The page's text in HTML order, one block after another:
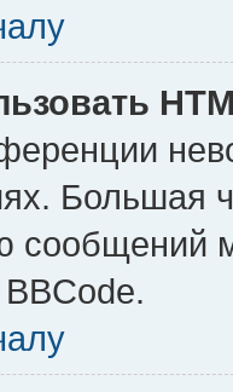
Большая
сообщений